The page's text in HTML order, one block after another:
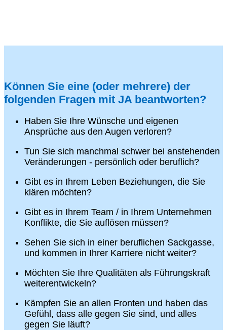
Können Sie eine (oder mehrere) der
folgenden Fragen mit JA beantworten?
Haben Sie Ihre Wünsche und eigenen
Ansprüche aus den Augen verloren?
Tun Sie sich manchmal schwer bei anstehenden
Veränderungen - persönlich oder beruflich?
Gibt es in Ihrem Leben Beziehungen, die Sie
klären möchten?
Gibt es in Ihrem Team / in Ihrem Unternehmen
Konflikte, die Sie auflösen müssen?
Sehen Sie sich in einer beruflichen Sackgasse,
und kommen in Ihrer Karriere nicht weiter?
Möchten Sie Ihre Qualitäten als Führungskraft
weiterentwickeln?
Kämpfen Sie an allen Fronten und haben das
Gefühl, dass alle gegen Sie sind, und alles
gegen Sie läuft?